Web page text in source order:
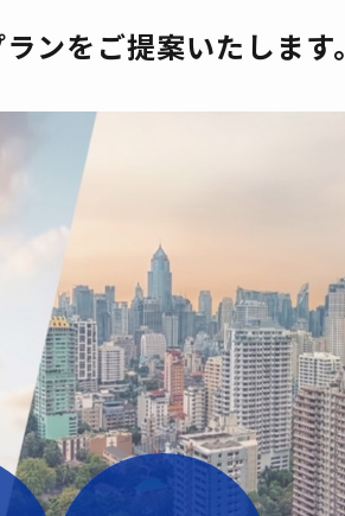
ンをご提案いたします。